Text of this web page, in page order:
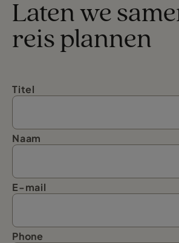
Laten we
reis plannen
Titel
Naam
E-mail
Phone